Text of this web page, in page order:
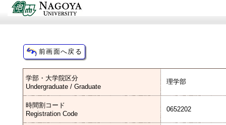
学部・大学院区分
Undergraduate / Graduate
理学部
時間割コード
Registration Code
0652202